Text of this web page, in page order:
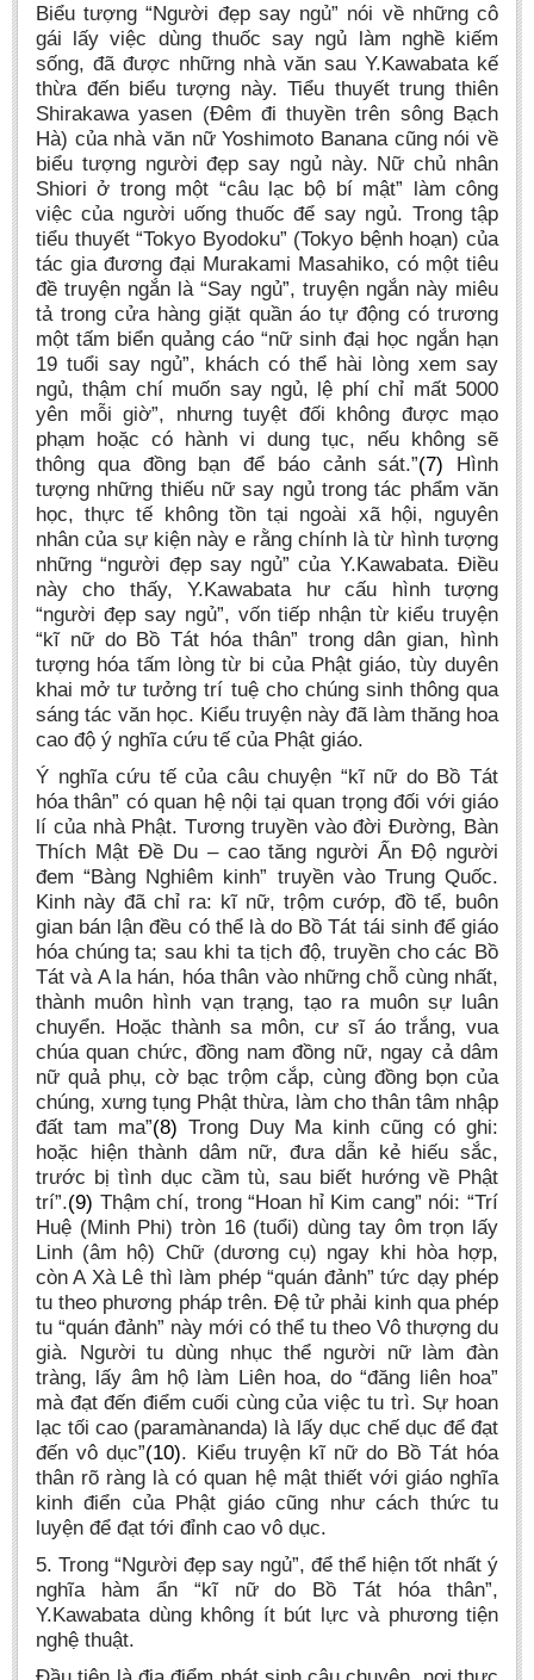
Biểu tượng “Người đẹp say ngủ” nói về những cô
gái lấy việc dùng thuốc say ngủ làm nghề kiếm
sống, đã được những nhà văn sau Y.Kawabata kế
thừa đến biểu tượng này. Tiểu thuyết trung thiên
Shirakawa yasen (Đêm đi thuyền trên sông Bạch
Hà) của nhà văn nữ Yoshimoto Banana cũng nói về
biểu tượng người đẹp say ngủ này. Nữ chủ nhân
Shiori ở trong một “câu lạc bộ bí mật” làm công
việc của người uống thuốc để say ngủ. Trong tập
tiểu thuyết “Tokyo Byodoku” (Tokyo bệnh hoạn) của
tác gia đương đại Murakami Masahiko, có một tiêu
đề truyện ngắn là “Say ngủ”, truyện ngắn này miêu
tả trong cửa hàng giặt quần áo tự động có trương
một tấm biển quảng cáo “nữ sinh đại học ngắn hạn
19 tuổi say ngủ”, khách có thể hài lòng xem say
ngủ, thậm chí muốn say ngủ, lệ phí chỉ mất 5000
yên mỗi giờ”, nhưng tuyệt đối không được mạo
phạm hoặc có hành vi dung tục, nếu không sẽ
thông qua đồng bạn để báo cảnh sát.”(7) Hình
tượng những thiếu nữ say ngủ trong tác phẩm văn
học, thực tế không tồn tại ngoài xã hội, nguyên
nhân của sự kiện này e rằng chính là từ hình tượng
những “người đẹp say ngủ” của Y.Kawabata. Điều
này cho thấy, Y.Kawabata hư cấu hình tượng
“người đẹp say ngủ”, vốn tiếp nhận từ kiểu truyện
“kĩ nữ do Bồ Tát hóa thân” trong dân gian, hình
tượng hóa tấm lòng từ bi của Phật giáo, tùy duyên
khai mở tư tưởng trí tuệ cho chúng sinh thông qua
sáng tác văn học. Kiểu truyện này đã làm thăng hoa
cao độ ‎ý nghĩa cứu tế của Phật giáo.
Ý nghĩa cứu tế của câu chuyện “kĩ nữ do Bồ Tát
hóa thân” có quan hệ nội tại quan trọng đối với giáo
lí của nhà Phật. Tương truyền vào đời Đường, Bàn
Thích Mật Đề Du – cao tăng người Ấn Độ người
đem “Bàng Nghiêm kinh” truyền vào Trung Quốc.
Kinh này đã chỉ ra: kĩ nữ, trộm cướp, đồ tể, buôn
gian bán lận đều có thể là do Bồ Tát tái sinh để giáo
hóa chúng ta; sau khi ta tịch độ, truyền cho các Bồ
Tát và A la hán, hóa thân vào những chỗ cùng nhất,
thành muôn hình vạn trạng, tạo ra muôn sự luân
chuyển. Hoặc thành sa môn, cư sĩ áo trắng, vua
chúa quan chức, đồng nam đồng nữ, ngay cả dâm
nữ quả phụ, cờ bạc trộm cắp, cùng đồng bọn của
chúng, xưng tụng Phật thừa, làm cho thân tâm nhập
đất tam ma”(8) Trong Duy Ma kinh cũng có ghi:
hoặc hiện thành dâm nữ, đưa dẫn kẻ hiếu sắc,
trước bị tình dục cầm tù, sau biết hướng về Phật
trí”.(9) Thậm chí, trong “Hoan hỉ Kim cang” nói: “Trí
Huệ (Minh Phi) tròn 16 (tuổi) dùng tay ôm trọn lấy
Linh (âm hộ) Chữ (dương cụ) ngay khi hòa hợp,
còn A Xà Lê thì làm phép “quán đảnh” tức dạy phép
tu theo phương pháp trên. Đệ tử phải kinh qua phép
tu “quán đảnh” này mới có thể tu theo Vô thượng du
già. Người tu dùng nhục thể người nữ làm đàn
tràng, lấy âm hộ làm Liên hoa, do “đăng liên hoa”
mà đạt đến điểm cuối cùng của việc tu trì. Sự hoan
lạc tối cao (paramànanda) là lấy dục chế dục để đạt
đến vô dục”(10). Kiểu truyện kĩ nữ do Bồ Tát hóa
thân rõ ràng là có quan hệ mật thiết với giáo nghĩa
kinh điển của Phật giáo cũng như cách thức tu
luyện để đạt tới đỉnh cao vô dục.
5. Trong “Người đẹp say ngủ”, để thể hiện tốt nhất ý
nghĩa hàm ẩn “kĩ nữ do Bồ Tát hóa thân”,
Y.Kawabata dùng không ít bút lực và phương tiện
nghệ thuật.